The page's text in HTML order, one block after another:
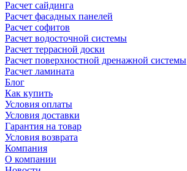
Расчет сайдинга
Расчет фасадных панелей
Расчет софитов
Расчет водосточной системы
Расчет террасной доски
Расчет поверхностной дренажной системы
Расчет ламината
Блог
Как купить
Условия оплаты
Условия доставки
Гарантия на товар
Условия возврата
Компания
О компании